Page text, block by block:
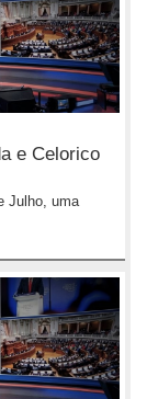
e Celorico
Julho, uma